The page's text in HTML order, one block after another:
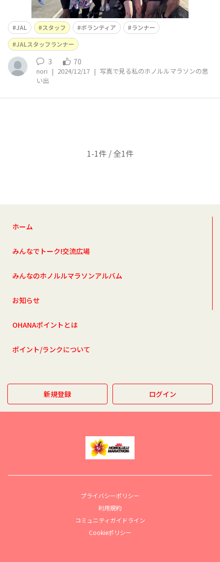
JAL スタッフ ボランティア
ランナー
JALスタッフランナー
3 70
nori | 2024/12/17 | 写真で見る私のホノルルマラソンの思
い出
1-1件 / 全1件
ホーム
みんなでトーク!交流広場
みんなのホノルルマラソンアルバム
お知らせ
OHANAポイントとは
ポイント/ランクについて
新規登録 ログイン
プライバシーポリシー
利用規約
コミュニティガイドライン
Cookieポリシー